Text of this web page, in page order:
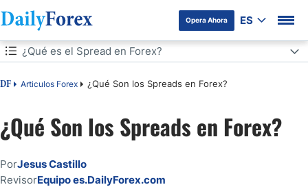
Opera Ahora ES
Tabla de contenidos
DF Articulos Forex ¿Qué Son los Spreads en Forex?
¿Qué es el Spread en Forex?
¿Cuáles son los Tipos de Spread?
¿Cuáles son los Factores que Influyen en el Spread?
¿Qué Son los Spreads en Forex?
PorJesus Castillo
RevisorEquipo es.DailyForex.com